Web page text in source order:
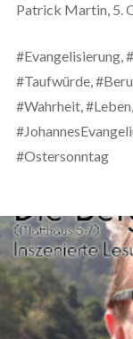
Patrick Martin, 5.
#Evangelisierung,
#Taufwürde,
#Wahrheit,
#Ostersonntag